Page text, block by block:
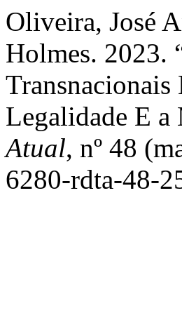
Oliveira, José
Holmes. 2023.
Transnacionais
Legalidade E
Atual, nº 48
6280-rdta-48-